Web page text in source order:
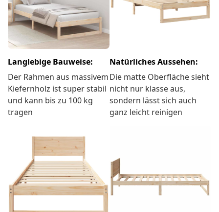
Langlebige Bauweise:
Der Rahmen aus massivem
Kiefernholz ist super stabil
und kann bis zu 100 kg
tragen
Natürliches Aussehen:
Die matte Oberfläche sieht
nicht nur klasse aus,
sondern lässt sich auch
ganz leicht reinigen